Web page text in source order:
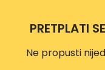
Z478
PRETPLATI
Ne propusti